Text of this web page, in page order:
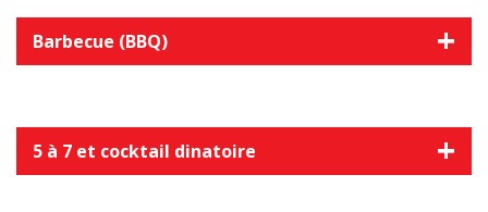
Barbecue (BBQ)
5 à 7 et cocktail dinatoire